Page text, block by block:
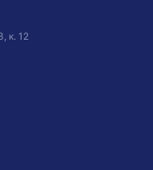
к. 12